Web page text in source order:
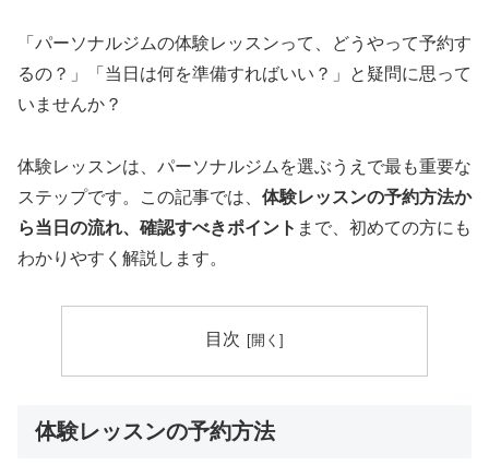
「パーソナルジムの体験レッスンって、どうやって予約す
るの？」「当日は何を準備すればいい？」と疑問に思って
いませんか？
体験レッスンは、パーソナルジムを選ぶうえで最も重要な
ステップです。この記事では、 体験レッスンの予約方法か
ら当日の流れ、確認すべきポイント まで、初めての方にも
わかりやすく解説します。
目次
体験レッスンの予約方法